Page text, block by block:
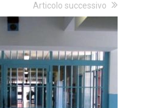
Articolo successivo